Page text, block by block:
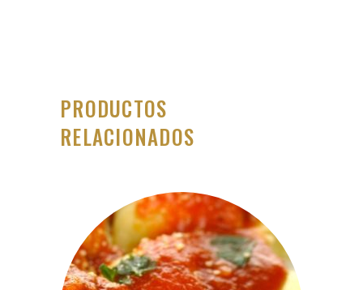
PRODUCTOS
RELACIONADOS